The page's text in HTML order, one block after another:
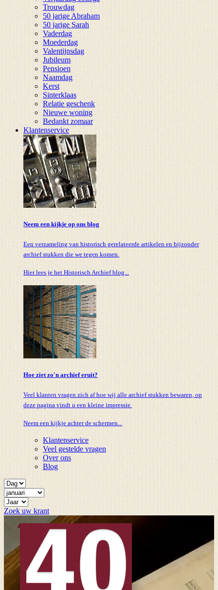
Trouwdag
50 jarige Abraham
50 jarige Sarah
Vaderdag
Moederdag
Valentijnsdag
Jubileum
Pensioen
Naamdag
Kerst
Sinterklaas
Relatie geschenk
Nieuwe woning
Bedankt zomaar
Klantenservice
Neem een kijkje op ons blog
Een verzameling van historisch gerelateerde artikelen en bijzonder
archief stukken die we tegen komen.
Hier lees je het Historisch Archief blog...
Hoe ziet zo'n archief eruit?
Veel klanten vragen zich af hoe wij alle archief stukken bewaren, op
deze pagina vindt u een kleine impressie.
Neem een kijkje achter de schermen...
Klantenservice
Veel gestelde vragen
Over ons
Blog
Zoek uw krant